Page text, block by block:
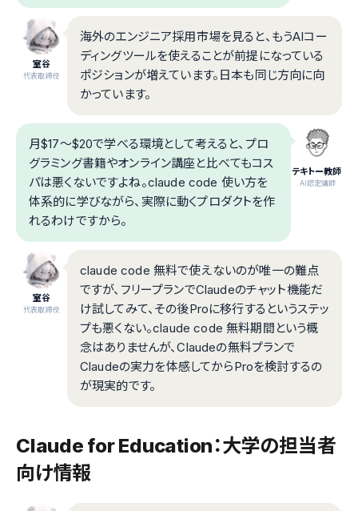
室谷
代表取締役
海外のエンジニア採用市場を見ると、もうAIコー
ディングツールを使えることが前提になっている
ポジションが増えています。日本も同じ方向に向
かっています。
テキトー教師
.AI認定講師
月$17〜$20で学べる環境として考えると、プロ
グラミング書籍やオンライン講座と比べてもコス
パは悪くないですよね。claude code 使い方を
体系的に学びながら、実際に動くプロダクトを作
れるわけですから。
室谷
代表取締役
claude code 無料で使えないのが唯一の難点
ですが、フリープランでClaudeのチャット機能だ
け試してみて、その後Proに移行するというステッ
プも悪くない。claude code 無料期間という概
念はありませんが、Claudeの無料プランで
Claudeの実力を体感してからProを検討するの
が現実的です。
Claude for Education：大学の担当者
向け情報